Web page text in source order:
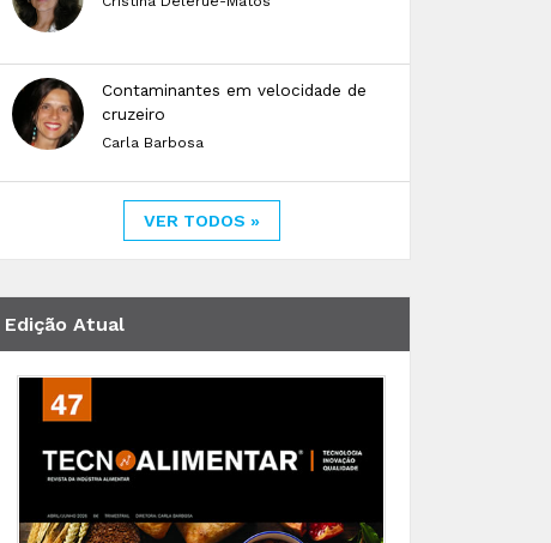
Contaminantes em velocidade de
cruzeiro
Carla Barbosa
VER TODOS »
Edição Atual